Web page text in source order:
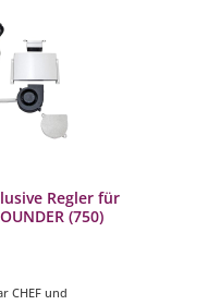
Regler für
(750)
CHEF und